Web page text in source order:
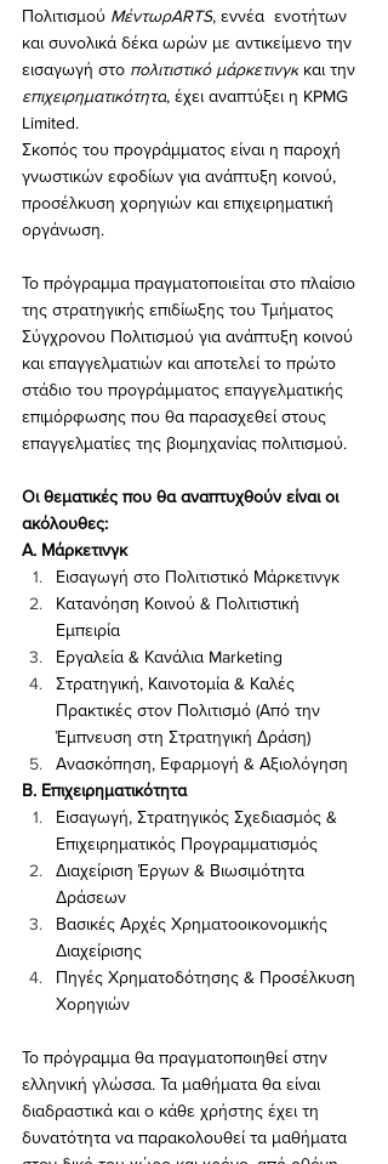
Πολιτισμού ΜέντωρARTS, εννέα  ενοτήτων
και συνολικά δέκα ωρών με αντικείμενο την
εισαγωγή στο πολιτιστικό μάρκετινγκ και την
επιχειρηματικότητα, έχει αναπτύξει η KPMG
Limited.
Σκοπός του προγράμματος είναι η παροχή
γνωστικών εφοδίων για ανάπτυξη κοινού,
προσέλκυση χορηγιών και επιχειρηματική
οργάνωση.
Το πρόγραμμα πραγματοποιείται στο πλαίσιο
της στρατηγικής επιδίωξης του Τμήματος
Σύγχρονου Πολιτισμού για ανάπτυξη κοινού
και επαγγελματιών και αποτελεί το πρώτο
στάδιο του προγράμματος επαγγελματικής
επιμόρφωσης που θα παρασχεθεί στους
επαγγελματίες της βιομηχανίας πολιτισμού.
Οι θεματικές που θα αναπτυχθούν είναι οι
ακόλουθες:
Α. Μάρκετινγκ
Εισαγωγή στο Πολιτιστικό Μάρκετινγκ
Κατανόηση Κοινού & Πολιτιστική
Εμπειρία
Εργαλεία & Κανάλια Marketing
Στρατηγική, Καινοτομία & Καλές
Πρακτικές στον Πολιτισμό (Από την
Έμπνευση στη Στρατηγική Δράση)
Ανασκόπηση, Εφαρμογή & Αξιολόγηση
Β. Επιχειρηματικότητα
Εισαγωγή, Στρατηγικός Σχεδιασμός &
Επιχειρηματικός Προγραμματισμός
Διαχείριση Έργων & Βιωσιμότητα
Δράσεων
Βασικές Αρχές Χρηματοοικονομικής
Διαχείρισης
Πηγές Χρηματοδότησης & Προσέλκυση
Χορηγιών
Το πρόγραμμα θα πραγματοποιηθεί στην
ελληνική γλώσσα. Τα μαθήματα θα είναι
διαδραστικά και ο κάθε χρήστης έχει τη
δυνατότητα να παρακολουθεί τα μαθήματα